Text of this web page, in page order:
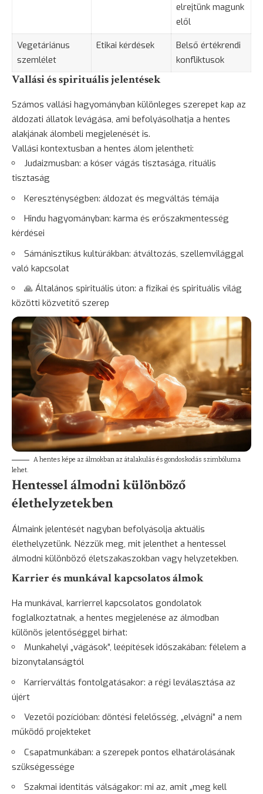
elrejtünk magunk
elől
Vegetáriánus
szemlélet
Etikai kérdések
Belső értékrendi
konfliktusok
Vallási és spirituális jelentések
Számos vallási hagyományban különleges szerepet kap az
áldozati állatok levágása, ami befolyásolhatja a hentes
alakjának álombeli megjelenését is.
Vallási kontextusban a hentes álom jelentheti:
Judaizmusban: a kóser vágás tisztasága, rituális
tisztaság
Kereszténységben: áldozat és megváltás témája
Hindu hagyományban: karma és erőszakmentesség
kérdései
Sámánisztikus kultúrákban: átváltozás, szellemvilággal
való kapcsolat
🙏 Általános spirituális úton: a fizikai és spirituális világ
közötti közvetítő szerep
A hentes képe az álmokban az átalakulás és gondoskodás szimbóluma
lehet.
Hentessel álmodni különböző
élethelyzetekben
Álmaink jelentését nagyban befolyásolja aktuális
élethelyzetünk. Nézzük meg, mit jelenthet a hentessel
álmodni különböző életszakaszokban vagy helyzetekben.
Karrier és munkával kapcsolatos álmok
Ha munkával, karrierrel kapcsolatos gondolatok
foglalkoztatnak, a hentes megjelenése az álmodban
különös jelentőséggel bírhat:
Munkahelyi „vágások”, leépítések időszakában: félelem a
bizonytalanságtól
Karrierváltás fontolgatásakor: a régi leválasztása az
újért
Vezetői pozícióban: döntési felelősség, „elvágni” a nem
működő projekteket
Csapatmunkában: a szerepek pontos elhatárolásának
szükségessége
Szakmai identitás válságakor: mi az, amit „meg kell